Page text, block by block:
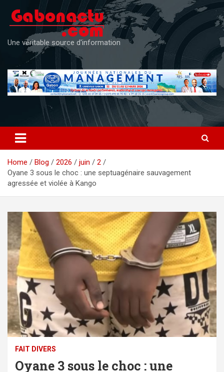
content
Une véritable source d'information
Home Blog 2026 juin
2
Oyane 3 sous le choc : une septuagénaire sauvagement
agressée et violée à Kango
FAIT DIVERS
Oyane 3 sous le choc : une